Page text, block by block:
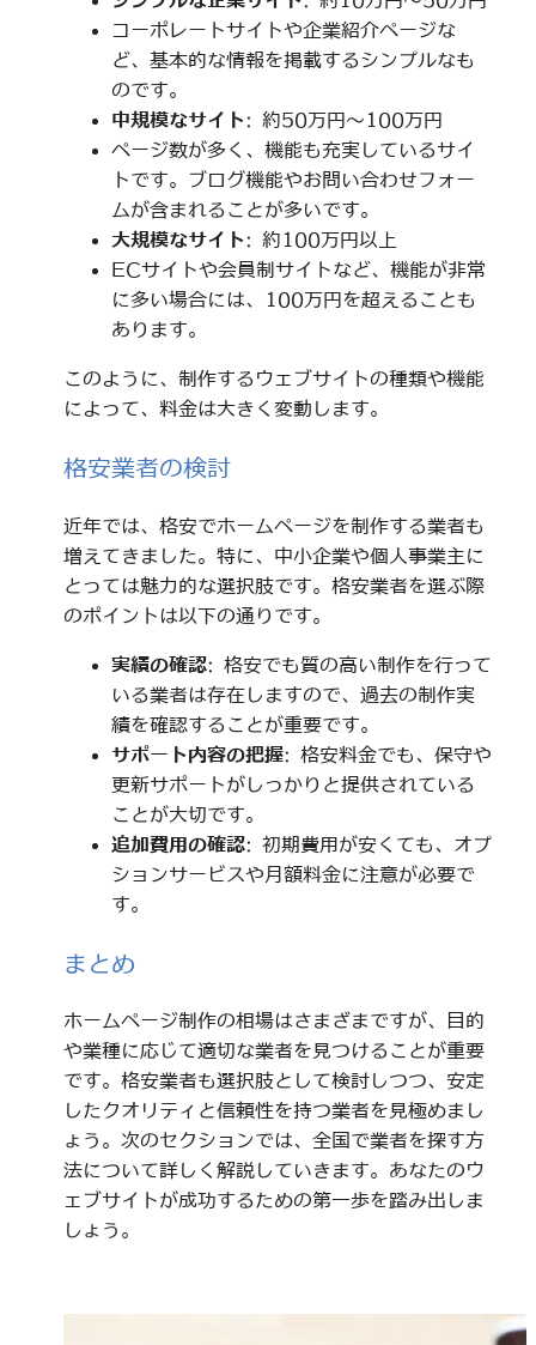
コーポレートサイトや企業紹介ページな
ど、基本的な情報を掲載するシンプルなも
のです。
中規模なサイト: 約50万円～100万円
ページ数が多く、機能も充実しているサイ
トです。ブログ機能やお問い合わせフォー
ムが含まれることが多いです。
大規模なサイト: 約100万円以上
ECサイトや会員制サイトなど、機能が非常
に多い場合には、100万円を超えることも
あります。
このように、制作するウェブサイトの種類や機能
によって、料金は大きく変動します。
格安業者の検討
近年では、格安でホームページを制作する業者も
増えてきました。特に、中小企業や個人事業主に
とっては魅力的な選択肢です。格安業者を選ぶ際
のポイントは以下の通りです。
実績の確認: 格安でも質の高い制作を行って
いる業者は存在しますので、過去の制作実
績を確認することが重要です。
サポート内容の把握: 格安料金でも、保守や
更新サポートがしっかりと提供されている
ことが大切です。
追加費用の確認: 初期費用が安くても、オプ
ションサービスや月額料金に注意が必要で
す。
まとめ
ホームページ制作の相場はさまざまですが、目的
や業種に応じて適切な業者を見つけることが重要
です。格安業者も選択肢として検討しつつ、安定
したクオリティと信頼性を持つ業者を見極めまし
ょう。次のセクションでは、全国で業者を探す方
法について詳しく解説していきます。あなたのウ
ェブサイトが成功するための第一歩を踏み出しま
しょう。